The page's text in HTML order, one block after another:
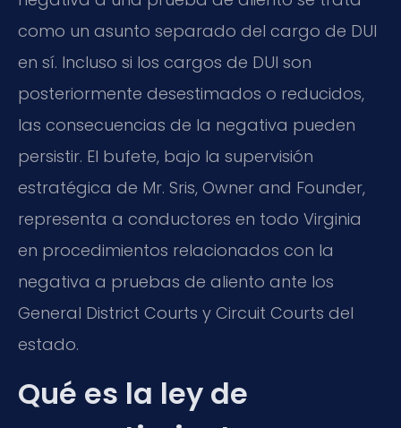
como un asunto separado del cargo de DUI
en sí. Incluso si los cargos de DUI son
posteriormente desestimados o reducidos,
las consecuencias de la negativa pueden
persistir. El bufete, bajo la supervisión
estratégica de Mr. Sris, Owner and Founder,
representa a conductores en todo Virginia
en procedimientos relacionados con la
negativa a pruebas de aliento ante los
General District Courts y Circuit Courts del
estado.
Qué es la ley de